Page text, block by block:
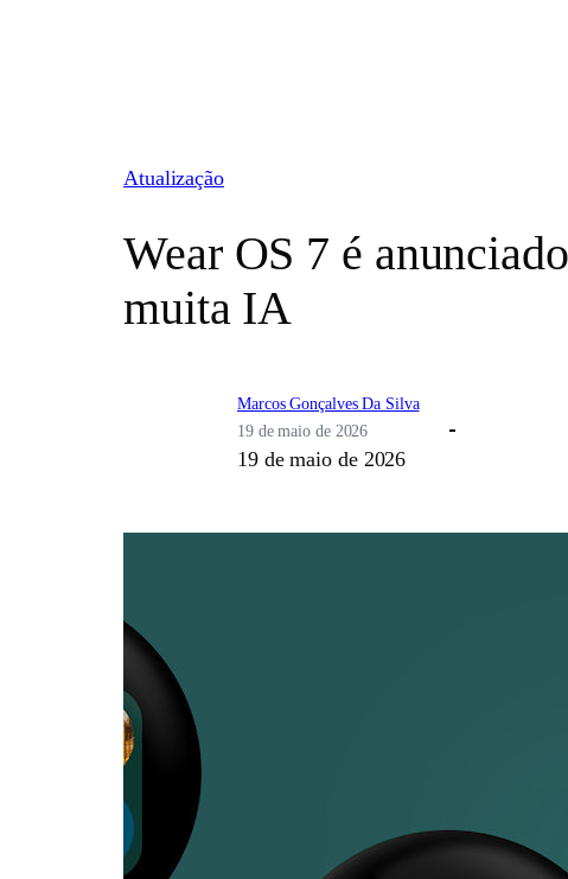
Atualização
Wear OS 7 é
muita IA
Marcos Gonçalves Da Silva
19 de maio de 2026
19 de maio de 2026